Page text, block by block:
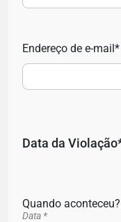
Endereço de e-mail*
Data da
Quando aconteceu?
Data *